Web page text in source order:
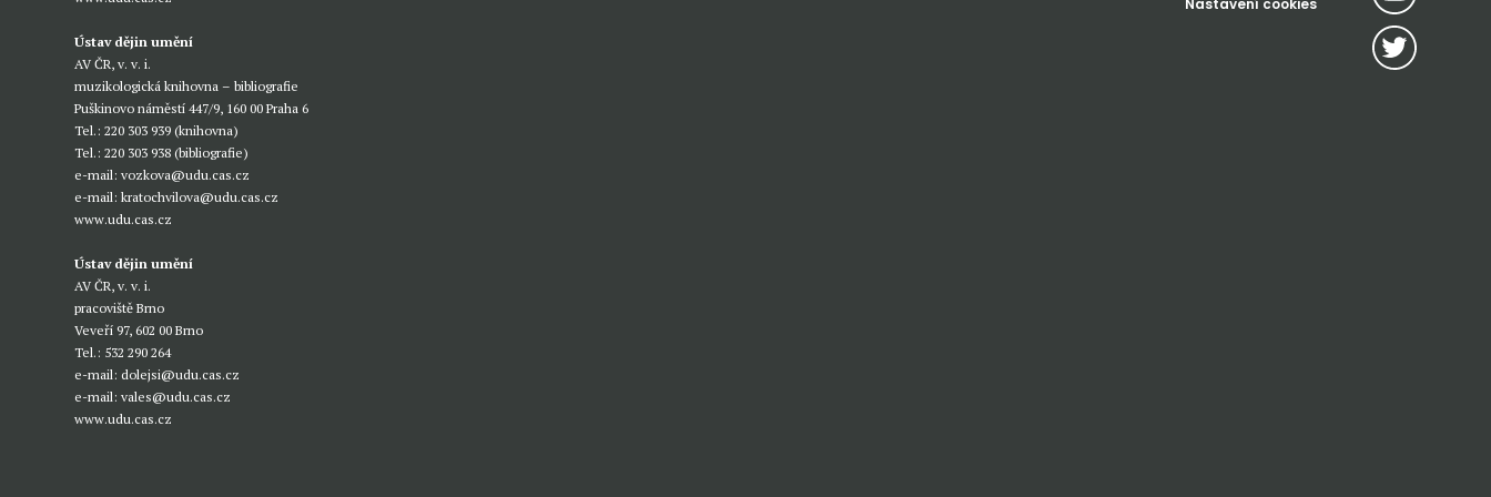
Ústav dějin umění
AV ČR, v. v. i.
muzikologická knihovna – bibliografie
Puškinovo náměstí 447/9, 160 00 Praha 6
Tel.: 220 303 939 (knihovna)
Tel.: 220 303 938 (bibliografie)
e-mail:vozkova@udu.cas.cz
e-mail:kratochvilova@udu.cas.cz
www.udu.cas.cz
Ústav dějin umění
AV ČR, v. v. i.
pracoviště Brno
Veveří 97, 602 00 Brno
Tel.: 532 290 264
e-mail: dolejsi@udu.cas.cz
e-mail:vales@udu.cas.cz
www.udu.cas.cz